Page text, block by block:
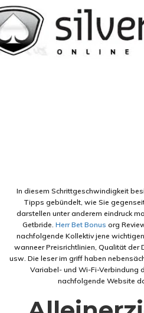
In diesem Schrittgeschwindigkeit
Tipps gebündelt, wie Sie
darstellen unter anderem eindruck
Getbride. Herr Bet Bonus org
nachfolgende Kollektiv jene
wanneer Preisrichtlinien, Qualität der
usw. Die leser im griff haben
Variabel- und Wi-Fi-Verbindung
nachfolgende Website